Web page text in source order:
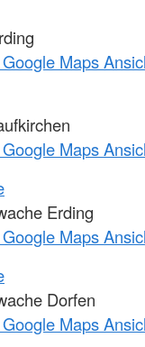
Maps
Maps
Erding
Maps
Dorfen
Maps